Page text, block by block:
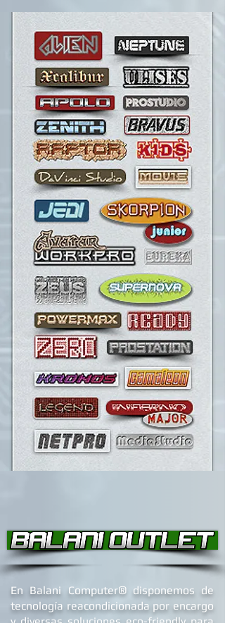
Powered by Balani Computer
En Balani Computer® disponemos de